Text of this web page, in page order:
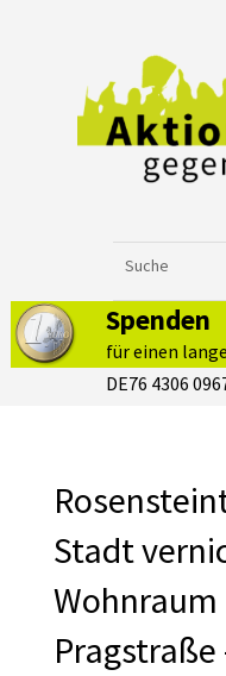
Spenden
für einen
DE76 4306
Stadt
Wohnraum